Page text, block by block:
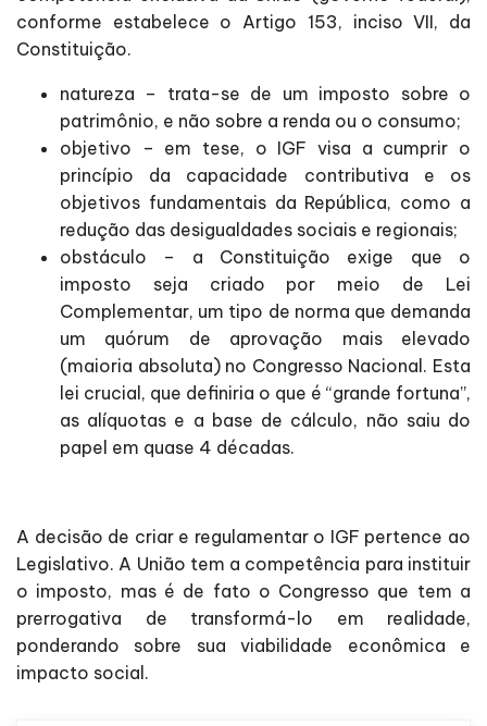
conforme estabelece o Artigo 153, inciso VII, da
Constituição.
natureza – trata-se de um imposto sobre o
patrimônio, e não sobre a renda ou o consumo;
objetivo – em tese, o IGF visa a cumprir o
princípio da capacidade contributiva e os
objetivos fundamentais da República, como a
redução das desigualdades sociais e regionais;
obstáculo – a Constituição exige que o
imposto seja criado por meio de Lei
Complementar, um tipo de norma que demanda
um quórum de aprovação mais elevado
(maioria absoluta) no Congresso Nacional. Esta
lei crucial, que definiria o que é “grande fortuna”,
as alíquotas e a base de cálculo, não saiu do
papel em quase 4 décadas.
A decisão de criar e regulamentar o IGF pertence ao
Legislativo. A União tem a competência para instituir
o imposto, mas é de fato o Congresso que tem a
prerrogativa de transformá-lo em realidade,
ponderando sobre sua viabilidade econômica e
impacto social.